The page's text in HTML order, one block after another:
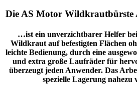
Die AS Motor Wildkrautbürste
…ist ein unverzichtbarer Helfer
Wildkraut auf befestigten Flächen
leichte Bedienung, durch eine
und extra große Laufräder für
überzeugt jeden Anwender. Das
spezielle Lagerung nahezu